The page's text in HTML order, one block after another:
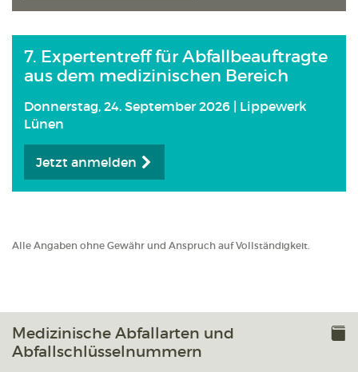
7. Expertentreff für Abfallbeauftragte
aus dem medizinischen Bereich
Donnerstag, 24. September 2026 | Lippewerk
Lünen
Jetzt anmelden
Alle Angaben ohne Gewähr und Anspruch auf Vollständigkeit.
Medizinische Abfallarten und
Abfallschlüsselnummern